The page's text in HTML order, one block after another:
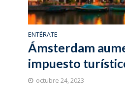
ENTÉRATE
Ámsterdam
impuesto
octubre 24, 2023